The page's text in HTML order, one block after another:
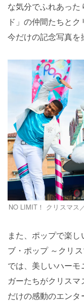
な気分でふれあっ
ド」の仲間たちと
今だけの記念写真を
NO LIMIT！ クリスマス
また、ポップで楽
ブ・ポップ ～クリ
では、美しいハー
ガーたちがクリス
だけの感動のエンタ